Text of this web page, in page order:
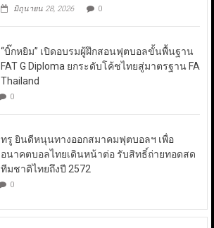
มิถุนายน 28, 2026 0
“บิ๊กหยิม” เปิดอบรมผู้ฝึกสอนฟุตบอลขั้นพื้นฐาน
FAT G Diploma ยกระดับโค้ชไทยสู่มาตรฐาน FA
Thailand
0
ทรู ยินดีหนุนทางออกสมาคมฟุตบอลฯ เพื่อ
อนาคตบอลไทยเดินหน้าต่อ รับสิทธิ์ถ่ายทอดสด
ทีมชาติไทยถึงปี 2572
0